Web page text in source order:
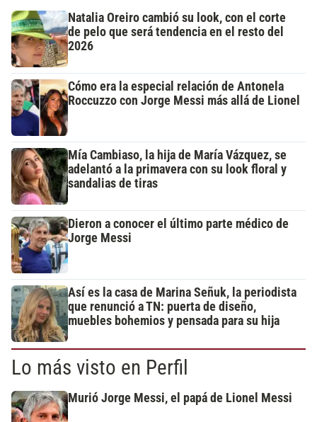
Natalia Oreiro cambió su look, con el corte
de pelo que será tendencia en el resto del
2026
Cómo era la especial relación de Antonela
Roccuzzo con Jorge Messi más allá de Lionel
Mía Cambiaso, la hija de María Vázquez, se
adelantó a la primavera con su look floral y
sandalias de tiras
Dieron a conocer el último parte médico de
Jorge Messi
Así es la casa de Marina Señuk, la periodista
que renunció a TN: puerta de diseño,
muebles bohemios y pensada para su hija
Lo más visto en Perfil
Murió Jorge Messi, el papá de Lionel Messi